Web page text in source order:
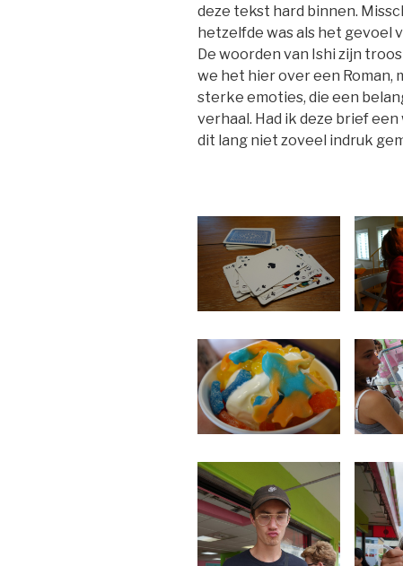
deze tekst hard binnen.
hetzelfde was als het gevoel
De woorden van Ishi zijn
we het hier over een
sterke emoties, die een
verhaal. Had ik deze brief
dit lang niet zoveel indruk